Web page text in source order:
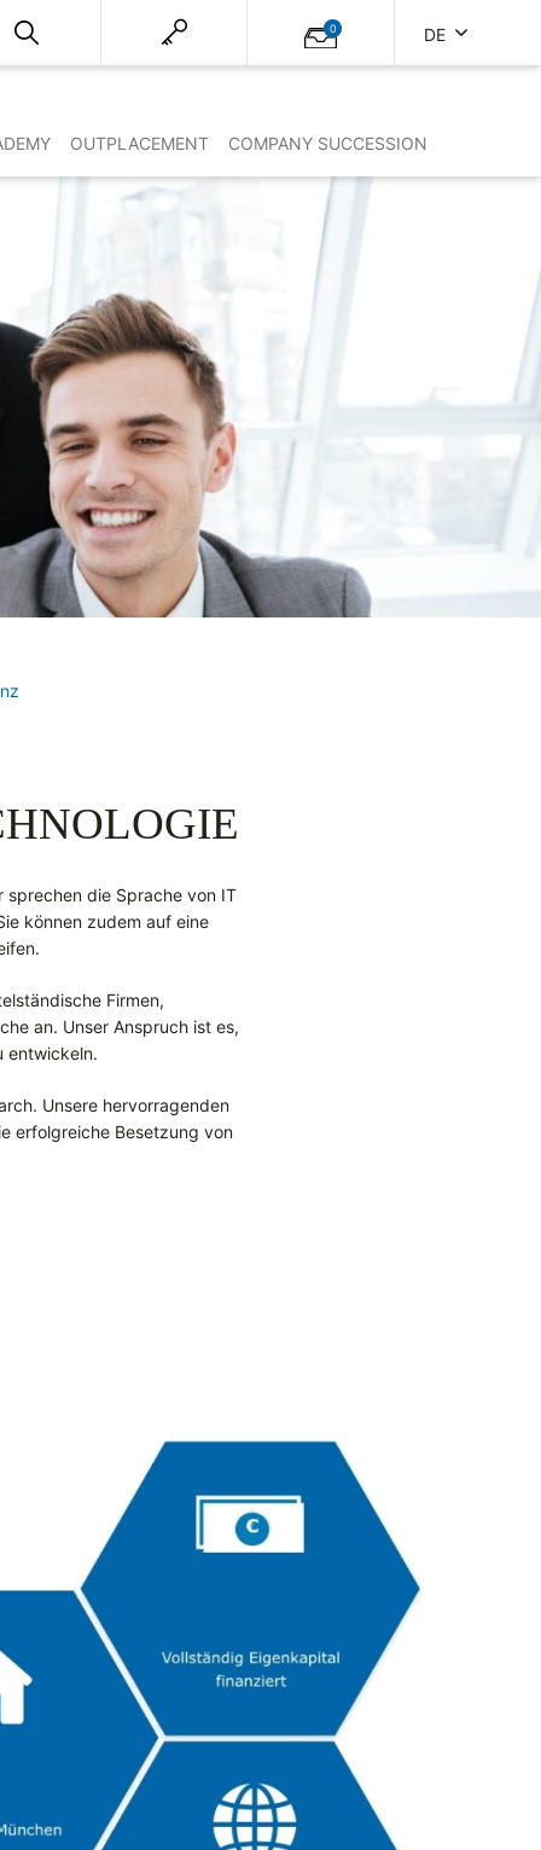
0 DE
OUTPLACEMENT COMPANY SUCCESSION
sprechen die Sprache von IT
können zudem auf eine
Firmen,
an. Unser Anspruch ist es,
entwickeln.
Unsere hervorragenden
erfolgreiche Besetzung von